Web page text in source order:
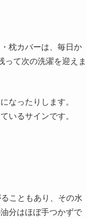
枕カバーは、毎日か
って次の洗濯を迎えま
なったりします。
いるサインです。
こともあり、その水
分はほぼ手つかずで